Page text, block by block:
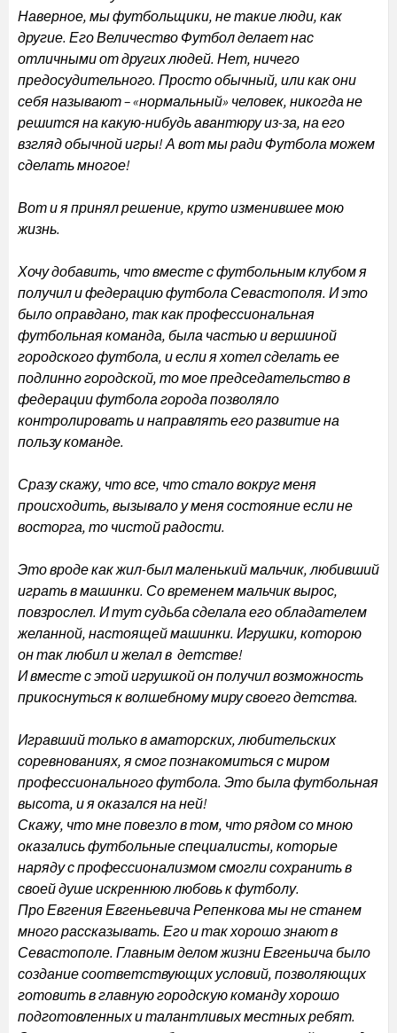
Наверное, мы футбольщики, не такие люди, как
другие. Его Величество Футбол делает нас
отличными от других людей. Нет, ничего
предосудительного. Просто обычный, или как они
себя называют – «нормальный» человек, никогда не
решится на какую-нибудь авантюру из-за, на его
взгляд обычной игры! А вот мы ради Футбола можем
сделать многое!
Вот и я принял решение, круто изменившее мою
жизнь.
Хочу добавить, что вместе с футбольным клубом я
получил и федерацию футбола Севастополя. И это
было оправдано, так как профессиональная
футбольная команда, была частью и вершиной
городского футбола, и если я хотел сделать ее
подлинно городской, то мое председательство в
федерации футбола города позволяло
контролировать и направлять его развитие на
пользу команде.
Сразу скажу, что все, что стало вокруг меня
происходить, вызывало у меня состояние если не
восторга, то чистой радости.
Это вроде как жил-был маленький мальчик, любивший
играть в машинки. Со временем мальчик вырос,
повзрослел. И тут судьба сделала его обладателем
желанной, настоящей машинки. Игрушки, которою
он так любил и желал в детстве!
И вместе с этой игрушкой он получил возможность
прикоснуться к волшебному миру своего детства.
Игравший только в аматорских, любительских
соревнованиях, я смог познакомиться с миром
профессионального футбола. Это была футбольная
высота, и я оказался на ней!
Скажу, что мне повезло в том, что рядом со мною
оказались футбольные специалисты, которые
наряду с профессионализмом смогли сохранить в
своей душе искреннюю любовь к футболу.
Про Евгения Евгеньевича Репенкова мы не станем
много рассказывать. Его и так хорошо знают в
Севастополе. Главным делом жизни Евгеньича было
создание соответствующих условий, позволяющих
готовить в главную городскую команду хорошо
подготовленных и талантливых местных ребят.